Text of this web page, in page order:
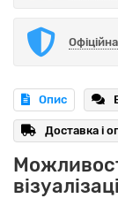
Опис
Доставка і